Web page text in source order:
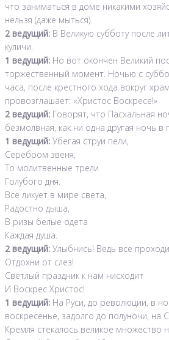
что заниматься в доме никакими
нельзя (даже мыться).
2 ведущий: В Великую субботу после
куличи.
1 ведущий: Но вот окончен Великий
торжественный момент. Ночью с
часа, после крестного хода вокруг
провозглашает: «Христос Воскресе!»
2 ведущий: Говорят, что Пасхальная
безмолвная, как ни одна другая ночь в
1 ведущий: Убегая струи пели,
Серебром звеня,
То молитвенные трели
Голубого дня.
Все ликует в мире света,
Радостно дыша,
В ризы белые одета
Каждая душа.
2 ведущий: Улыбнись! Ведь все
Отдохни от слез!
Светлый праздник к нам нисходит
И Воскрес Христос!
1 ведущий: На Руси, до революции, в
воскресенье, задолго до полуночи,
Кремля стекалось великое множество